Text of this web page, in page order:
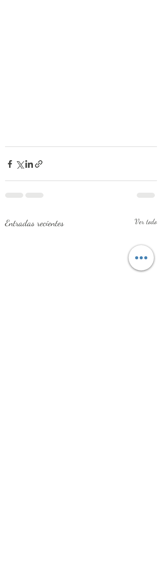
Entradas recientes Ver todo